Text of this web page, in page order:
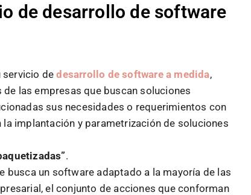
de desarrollo de software
servicio dedesarrollo de software a medida,
las empresas que buscan soluciones
sus necesidades o requerimientos con
implantación y parametrización de soluciones
.
un software adaptado a la mayoría de las
el conjunto de acciones que conforman